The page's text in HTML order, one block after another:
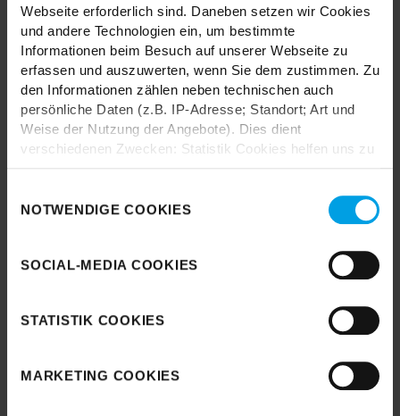
Webseite erforderlich sind. Daneben setzen wir Cookies
und andere Technologien ein, um bestimmte
Informationen beim Besuch auf unserer Webseite zu
erfassen und auszuwerten, wenn Sie dem zustimmen. Zu
den Informationen zählen neben technischen auch
persönliche Daten (z.B. IP-Adresse; Standort; Art und
Weise der Nutzung der Angebote). Dies dient
verschiedenen Zwecken: Statistik Cookies helfen uns zu
anonymisiert für statistische Zwecke auszuwerten.
Marketing Cookies helfen uns, Ihnen personalisierte
es, eine Verbindung zu sozialen Netzwerken aufzubauen,
Kategorien sie neben den notwendigen Cookies zulassen
„Einverstanden“, wenn Sie mit dem Einsatz aller
NOTWENDIGE COOKIES
SOCIAL-MEDIA COOKIES
STATISTIK COOKIES
MARKETING COOKIES
Durch das Laden akzeptieren Sie die
Datenschutzbestimmungen von Google.
Karte laden